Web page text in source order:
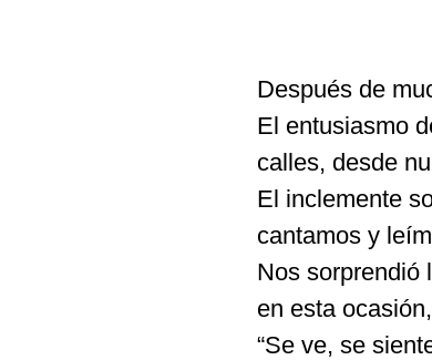
Después de
El entusiasmo
calles, desde
El inclemente
cantamos y
Nos sorprendió
en esta
“Se ve, se